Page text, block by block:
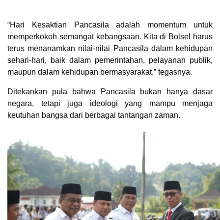
“Hari Kesaktian Pancasila adalah momentum untuk
memperkokoh semangat kebangsaan. Kita di Bolsel harus
terus menanamkan nilai-nilai Pancasila dalam kehidupan
sehari-hari, baik dalam pemerintahan, pelayanan publik,
maupun dalam kehidupan bermasyarakat,” tegasnya.
Ditekankan pula bahwa Pancasila bukan hanya dasar
negara, tetapi juga ideologi yang mampu menjaga
keutuhan bangsa dari berbagai tantangan zaman.